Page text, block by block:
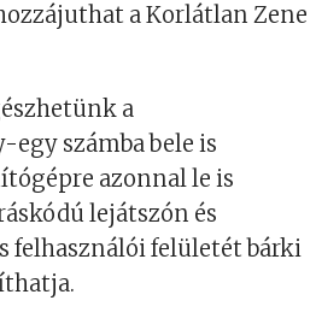
a Korlátlan Zene
a
számba bele is
azonnal le is
lejátszón és
felhasználói felületét bárki